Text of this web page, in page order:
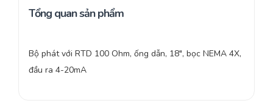
Tổng quan sản phẩm
Bộ phát với RTD 100 Ohm, ống dẫn, 18″, bọc NEMA 4X,
đầu ra 4-20mA